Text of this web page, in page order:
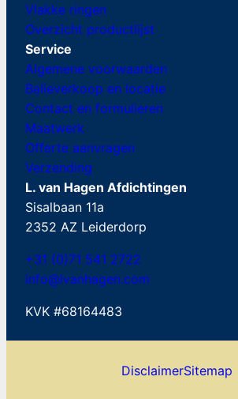
Vlakke ringen
Overzicht productlijst
Service
Algemene voorwaarden
Balieverkoop en locatie
Contact en formulieren
Maatwerk
Offerte aanvragen
Verzending
L. van Hagen Afdichtingen
Sisalbaan 11a
2352 AZ Leiderdorp
+31 (0)71 541 2722
info@lvanhagen.com
KVK #68164483
DisclaimerSitemap